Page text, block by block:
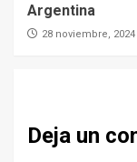
Argentina
28 noviembre, 2024
Deja un